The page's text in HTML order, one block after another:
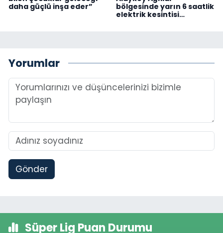
daha güçlü inşa eder”
bölgesinde yarın 6 saatlik
elektrik kesintisi…
Yorumlar
Gönder
Süper Lig Puan Durumu